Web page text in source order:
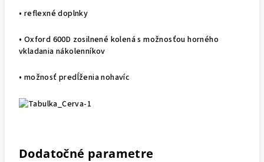
• reflexné doplnky
• Oxford 600D zosilnené kolená s možnosťou horného
vkladania nákolenníkov
• možnosť predĺženia nohavíc
Dodatočné parametre